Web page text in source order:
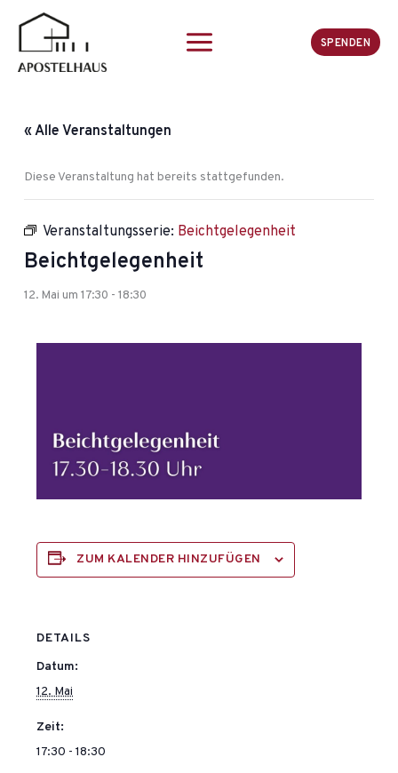
springen
SPENDEN
« Alle Veranstaltungen
Diese Veranstaltung hat bereits stattgefunden.
Veranstaltungsserie: Beichtgelegenheit
Beichtgelegenheit
12. Mai um 17:30 -18:30
ZUM KALENDER HINZUFÜGEN
DETAILS
Datum:
12. Mai
Zeit:
17:30 - 18:30